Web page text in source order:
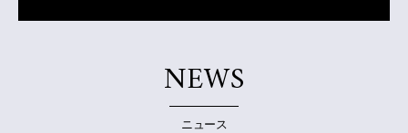
NEWS
ニュース